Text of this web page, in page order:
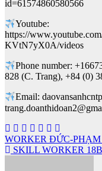
id=61574860580566
Youtube:
https://
KVtN7yX0A/videos
Phone number:
828 (C. Trang), +84 (0)
Email:
Điều
hướng
WORKER ĐỨC-
SKILL WORKER